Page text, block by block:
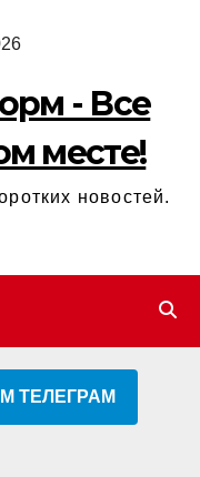
- Все
месте!
новостей.
ТЕЛЕГРАМ